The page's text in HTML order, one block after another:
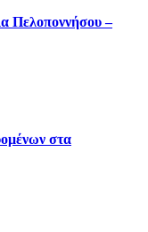
Πελοποννήσου –
στα